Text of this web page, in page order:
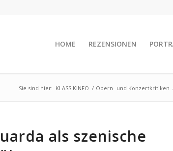
HOME REZENSIONEN
Sie sind hier: KLASSIKINFO / Opern- und Konzertkritiken
als szenische